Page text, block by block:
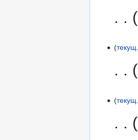
текущ.
текущ.